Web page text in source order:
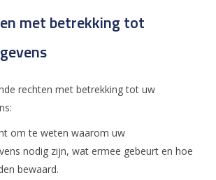
met betrekking tot
rechten met betrekking tot uw
om te weten waarom uw
nodig zijn, wat ermee gebeurt en hoe
bewaard.